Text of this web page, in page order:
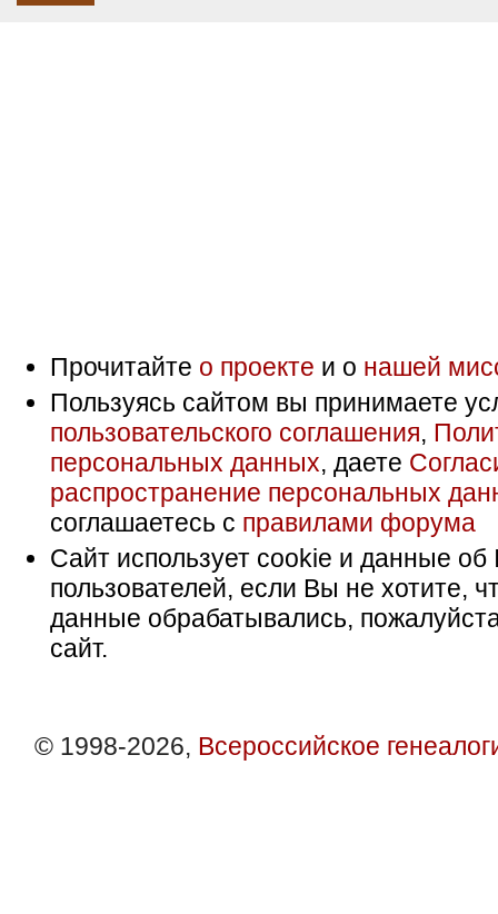
Прочитайте о проекте и о нашей
Пользуясь сайтом вы принимаете
пользовательского соглашения,
персональных данных, даете
распространение персональных
соглашаетесь с правилами форума
Сайт использует cookie и данные об
пользователей, если Вы не хотите,
данные обрабатывались,
сайт.
© 1998-2026, Всероссийское